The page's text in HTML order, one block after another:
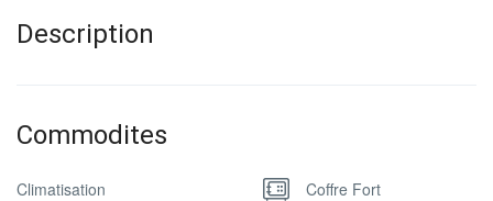
Description
Commodites
Climatisation Coffre Fort